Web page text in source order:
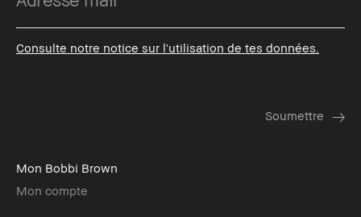
Consulte notre notice sur l'utilisation de tes données.
Mon Bobbi Brown
Mon compte